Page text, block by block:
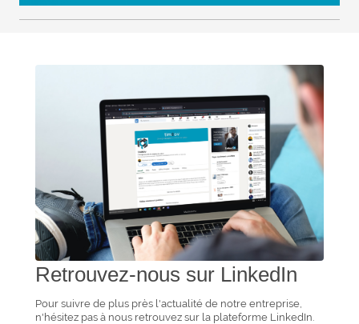
Retrouvez-nous sur LinkedIn
Pour suivre de plus près l'actualité de notre entreprise,
n'hésitez pas à nous retrouvez sur la plateforme LinkedIn.